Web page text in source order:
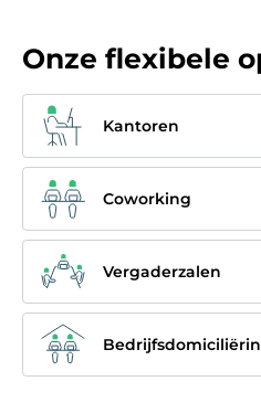
Onze flexibele
Kantoren
Coworking
Vergaderzalen